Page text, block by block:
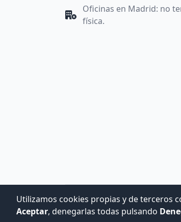
Oficinas en Madrid: no
física.
Utilizamos cookies propias y de terceros
Aceptar, denegarlas todas pulsando